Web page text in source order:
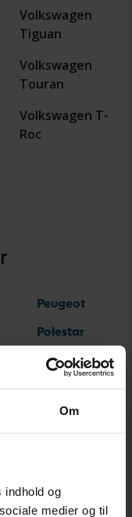
Om
indhold og
medier og til
Volkswagen
Tiguan
Volkswagen
Touran
Volkswagen T-
Roc
Peugeot
Polestar
Porsche
Rolls-Royce
Skoda